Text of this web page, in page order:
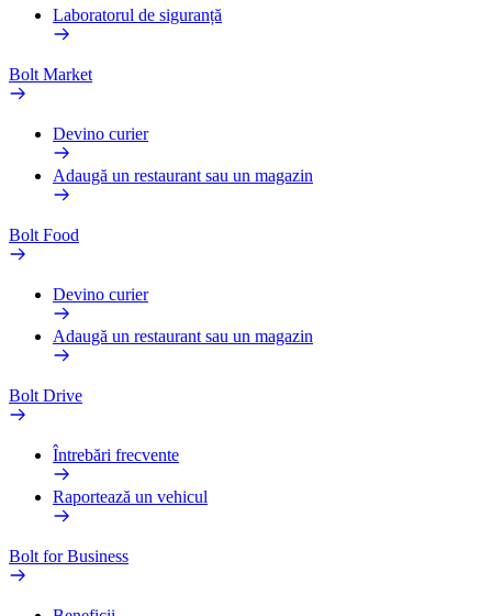
Laboratorul de siguranță
Bolt Market
Devino curier
Adaugă un restaurant sau un magazin
Bolt Food
Devino curier
Adaugă un restaurant sau un magazin
Bolt Drive
Întrebări frecvente
Raportează un vehicul
Bolt for Business